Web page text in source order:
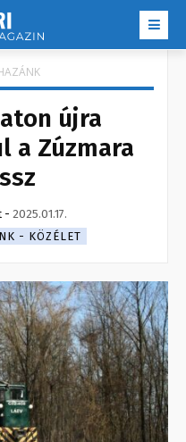
újra
a Zúzmara
- 2025.01.17.
- KÖZÉLET